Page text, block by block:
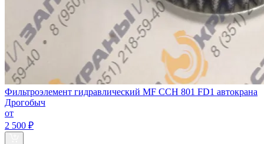
Фильтроэлемент гидравлический МF CCH 801 FD1 автокрана
Дрогобыч
от
2 500 ₽